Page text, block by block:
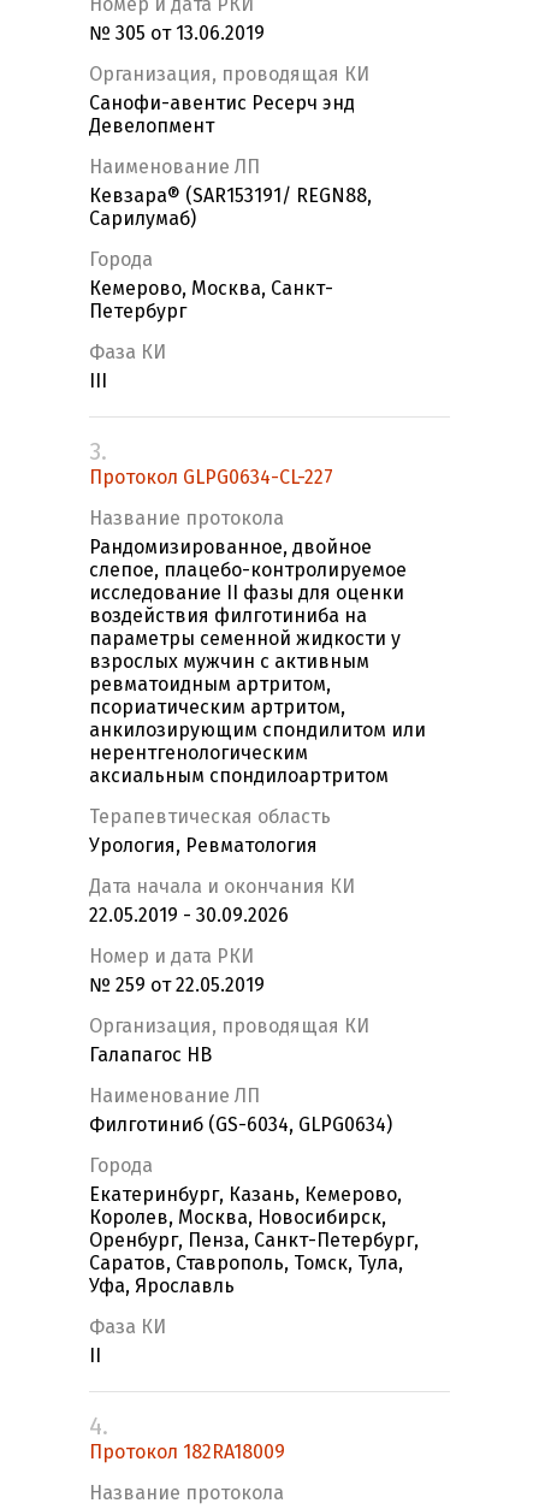
Номер и дата РКИ
№ 305 от 13.06.2019
Организация, проводящая КИ
Санофи-авентис Ресерч энд
Девелопмент
Наименование ЛП
Кевзара® (SAR153191/ REGN88,
Сарилумаб)
Города
Кемерово, Москва, Санкт-
Петербург
Фаза КИ
3.
Протокол GLPG0634-CL-227
Название протокола
Рандомизированное, двойное
слепое, плацебо-контролируемое
исследование II фазы для оценки
воздействия филготиниба на
параметры семенной жидкости у
взрослых мужчин с активным
ревматоидным артритом,
псориатическим артритом,
анкилозирующим спондилитом или
нерентгенологическим
аксиальным спондилоартритом
Терапевтическая область
Урология, Ревматология
Дата начала и окончания КИ
22.05.2019 - 30.09.2026
Номер и дата РКИ
№ 259 от 22.05.2019
Организация, проводящая КИ
Галапагос НВ
Наименование ЛП
Филготиниб (GS-6034, GLPG0634)
Города
Екатеринбург, Казань, Кемерово,
Королев, Москва, Новосибирск,
Оренбург, Пенза, Санкт-Петербург,
Саратов, Ставрополь, Томск, Тула,
Уфа, Ярославль
Фаза КИ
4.
Протокол 182RA18009
Название протокола